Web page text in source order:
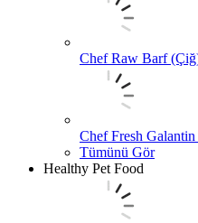
Chef Raw Barf
Chef Fresh
Tümünü Gör
Healthy Pet Food